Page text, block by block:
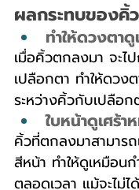
ผลกระทบของคิ้
ทำให้ดวงตา
เมื่อคิ้วตกลงมา จะ
เปลือกตา ทำให้ดวง
ระหว่างคิ้วกับเปลือ
ใบหน้าดูเศร้า
คิ้วที่ตกลงมาสามาร
สีหน้า ทำให้ดูเหมือน
ตลอดเวลา แม้จะไม่